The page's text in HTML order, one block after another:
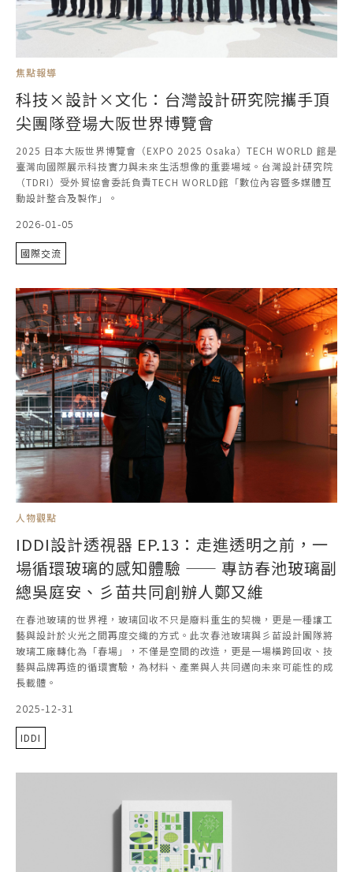
焦點報導
科技×設計×文化：台灣設計研究院攜手頂
尖團隊登場大阪世界博覽會
2025 日本大阪世界博覽會（EXPO 2025 Osaka）TECH WORLD 館是
臺灣向國際展示科技實力與未來生活想像的重要場域。台灣設計研究院
（TDRI）受外貿協會委託負責TECH WORLD館「數位內容暨多媒體互
動設計整合及製作」。
2026-01-05
國際交流
人物觀點
IDDI設計透視器 EP.13：走進透明之前，一
場循環玻璃的感知體驗 —— 專訪春池玻璃副
總吳庭安、彡苗共同創辦人鄭又維
在春池玻璃的世界裡，玻璃回收不只是廢料重生的契機，更是一種讓工
藝與設計於火光之間再度交織的方式。此次春池玻璃與彡苗設計團隊將
玻璃工廠轉化為「春場」，不僅是空間的改造，更是一場橫跨回收、技
藝與品牌再造的循環實驗，為材料、產業與人共同邁向未來可能性的成
長載體。
2025-12-31
IDDI